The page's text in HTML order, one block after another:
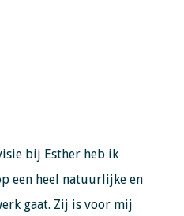
bij Esther heb ik
een heel natuurlijke en
gaat. Zij is voor mij